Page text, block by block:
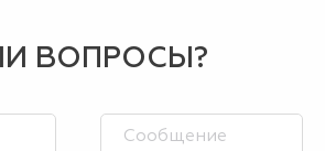
ВОПРОСЫ?